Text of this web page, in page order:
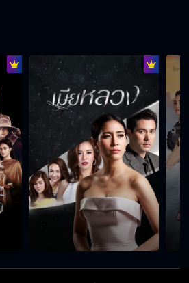
มือปราบสายเดี่ยว EP.12